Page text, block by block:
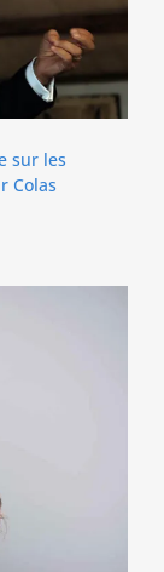
sur les
Colas